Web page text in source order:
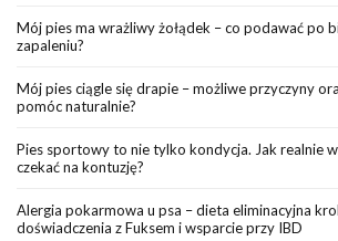
Mój pies ma wrażliwy żołądek – co podawać po
zapaleniu?
Mój pies ciągle się drapie – możliwe przyczyny
pomóc naturalnie?
Pies sportowy to nie tylko kondycja. Jak realnie
czekać na kontuzję?
Alergia pokarmowa u psa – dieta eliminacyjna
doświadczenia z Fuksem i wsparcie przy IBD